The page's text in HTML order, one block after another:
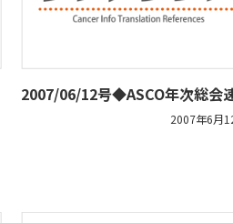
2007/06/12号◆ASCO年次総会
2007年6月